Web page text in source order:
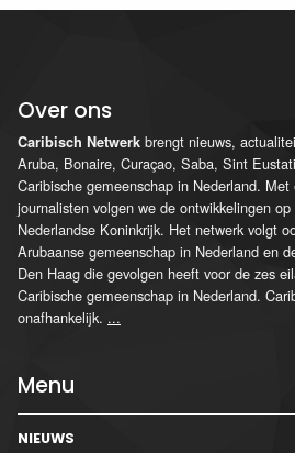
Over ons
Caribisch Netwerk brengt nieuws,
Aruba, Bonaire, Curaçao, Saba, Sint
Caribische gemeenschap in Nederland.
journalisten volgen we de ontwikkelingen
Nederlandse Koninkrijk. Het netwerk volgt
Arubaanse gemeenschap in Nederland en
Den Haag die gevolgen heeft voor de zes
Caribische gemeenschap in Nederland.
onafhankelijk. ...
Menu
NIEUWS